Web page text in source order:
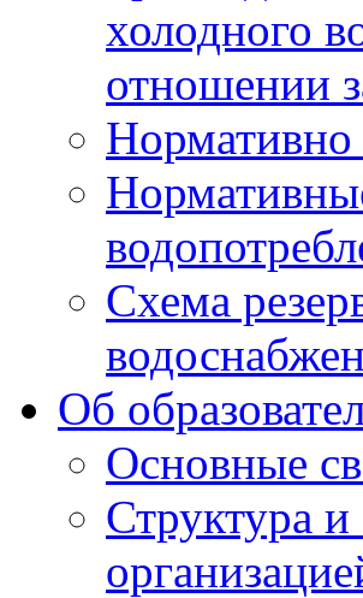
холодного
отношении
Нормативно
Схема
Об
Основные
Структура